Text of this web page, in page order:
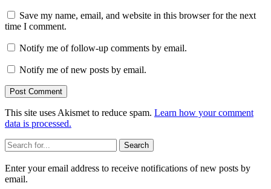
Save my name, email, and website in this browser for the next
time I comment.
Notify me of follow-up comments by email.
Notify me of new posts by email.
This site uses Akismet to reduce spam. Learn how your comment
data is processed.
Sidebar
Search
Enter your email address to receive notifications of new posts by
email.